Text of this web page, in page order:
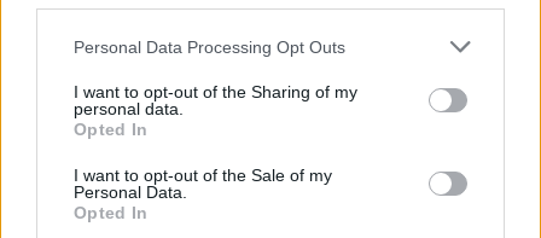
Personal Data Processing Opt Outs
I want to opt-out of the Sharing of my
personal data.
Opted In
I want to opt-out of the Sale of my
Personal Data.
Opted In
REGIONALE PER PERSONE NON UDENTI E FISICAMENTE
DISABILI E DESIDERIAMO APRIRE UN CENTRO
traduzione in inglese e una tabella con quattro colonne intestate
rispettivamente con “FIRMA”, “NUMERO POSTALE”, “CITTÀ” e
Accompagnati nella caserma dei Carabinieri di Via Leonetto